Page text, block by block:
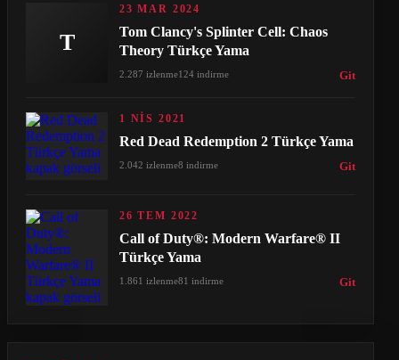
T
23 MAR 2024
Tom Clancy's Splinter Cell: Chaos
Theory Türkçe Yama
2.287 izlenme124 indirme Git
1 NIS 2021
Red Dead Redemption 2 Türkçe Yama
2.042 izlenme8 indirme Git
26 TEM 2022
Call of Duty®: Modern Warfare® II
Türkçe Yama
1.861 izlenme81 indirme Git